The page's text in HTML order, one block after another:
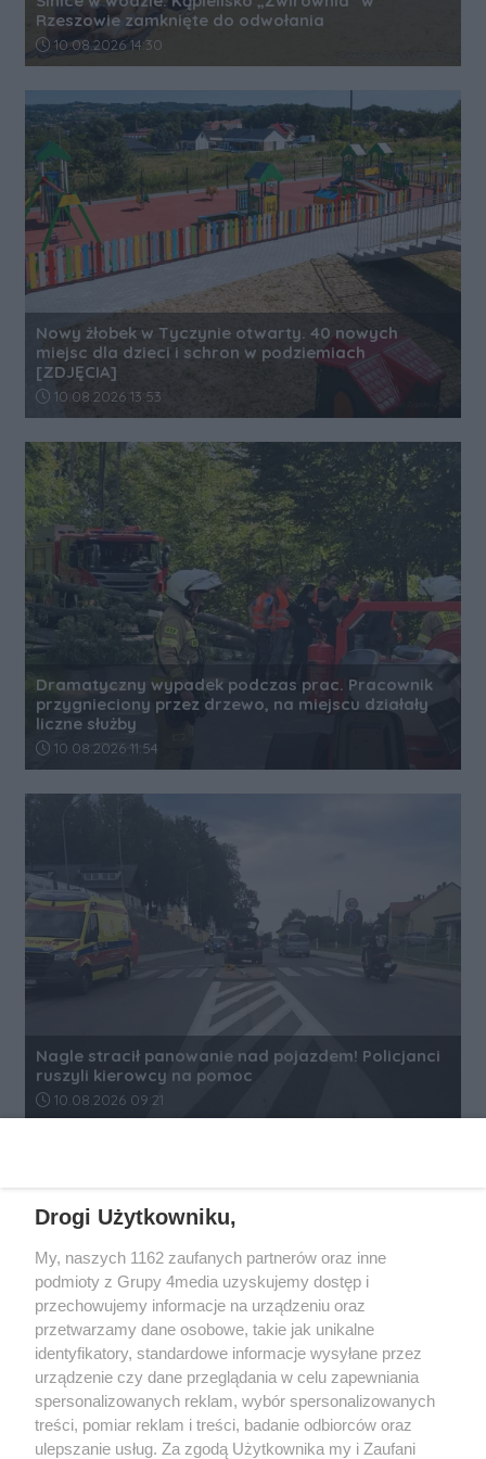
Rzeszowie zamknięte do odwołania
Data dodania artykułu:
10.08.2026 14:30
Nowy żłobek w Tyczynie otwarty. 40 nowych
miejsc dla dzieci i schron w podziemiach
[ZDJĘCIA]
Data dodania artykułu:
10.08.2026 13:53
Dramatyczny wypadek podczas prac. Pracownik
przygnieciony przez drzewo, na miejscu działały
liczne służby
Data dodania artykułu:
10.08.2026 11:54
Nagle stracił panowanie nad pojazdem! Policjanci
ruszyli kierowcy na pomoc
Data dodania artykułu:
10.08.2026 09:21
Wydawcąrzeszow-info.pljest:
FUNDACJA MEDIÓW NIEZALEŻNYCH LIBERTAS
ul. Kopernika 10, 35-002 Rzeszów
Drogi Użytkowniku,
My, naszych 1162 zaufanych partnerów oraz inne
podmioty z Grupy 4media uzyskujemy dostęp i
przechowujemy informacje na urządzeniu oraz
przetwarzamy dane osobowe, takie jak unikalne
identyfikatory, standardowe informacje wysyłane przez
urządzenie czy dane przeglądania w celu zapewniania
spersonalizowanych reklam, wybór spersonalizowanych
treści, pomiar reklam i treści, badanie odbiorców oraz
ulepszanie usług. Za zgodą Użytkownika my i Zaufani